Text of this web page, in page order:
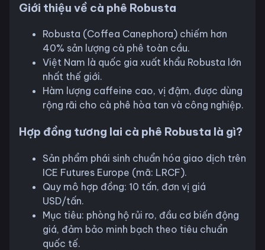
Giới thiệu về cà phê Robusta
Robusta (Coffea Canephora) chiếm hơn
40% sản lượng cà phê toàn cầu.
Việt Nam là quốc gia xuất khẩu Robusta lớn
nhất thế giới.
Hàm lượng caffeine cao, vị đậm, được dùng
rộng rãi cho cà phê hòa tan và công nghiệp.
Hợp đồng tương lai cà phê Robusta là gì?
Sản phẩm phái sinh chuẩn hóa giao dịch trên
ICE Futures Europe (mã: LRCF).
Quy mô hợp đồng: 10 tấn, đơn vị giá
USD/tấn.
Mục tiêu: phòng hộ rủi ro, đầu cơ biến động
giá, đảm bảo minh bạch theo tiêu chuẩn
quốc tế.